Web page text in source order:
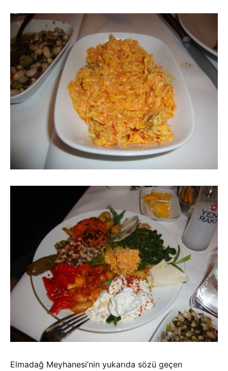
Elmadağ Meyhanesi’nin yukarıda sözü geçen